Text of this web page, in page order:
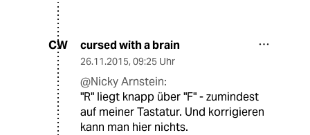
CW cursed with a brain
26.11.2015, 09:25 Uhr
@Nicky Arnstein:
"R" liegt knapp über "F" - zumindest
auf meiner Tastatur. Und korrigieren
kann man hier nichts.